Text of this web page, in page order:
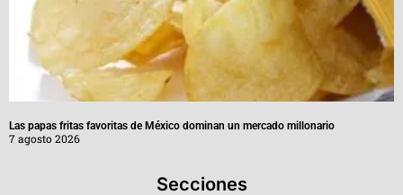
Las papas fritas favoritas de México dominan un mercado millonario
7 agosto 2026
Secciones